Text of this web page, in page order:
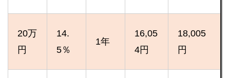
20万
円
14.
5％
1年
16,05
4円
18,005
円